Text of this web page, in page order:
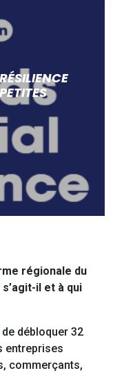
régionale du
il et à qui
débloquer 32
entreprises
commerçants,